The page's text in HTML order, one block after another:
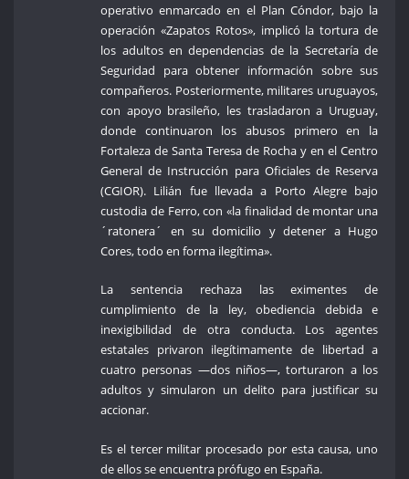
operativo enmarcado en el Plan Cóndor, bajo la
operación «Zapatos Rotos», implicó la tortura de
los adultos en dependencias de la Secretaría de
Seguridad para obtener información sobre sus
compañeros. Posteriormente, militares uruguayos,
con apoyo brasileño, les trasladaron a Uruguay,
donde continuaron los abusos primero en la
Fortaleza de Santa Teresa de Rocha y en el Centro
General de Instrucción para Oficiales de Reserva
(CGIOR). Lilián fue llevada a Porto Alegre bajo
custodia de Ferro, con «la finalidad de montar una
´ratonera´ en su domicilio y detener a Hugo
Cores, todo en forma ilegítima».
La sentencia rechaza las eximentes de
cumplimiento de la ley, obediencia debida e
inexigibilidad de otra conducta. Los agentes
estatales privaron ilegítimamente de libertad a
cuatro personas —dos niños—, torturaron a los
adultos y simularon un delito para justificar su
accionar.
Es el tercer militar procesado por esta causa, uno
de ellos se encuentra prófugo en España.